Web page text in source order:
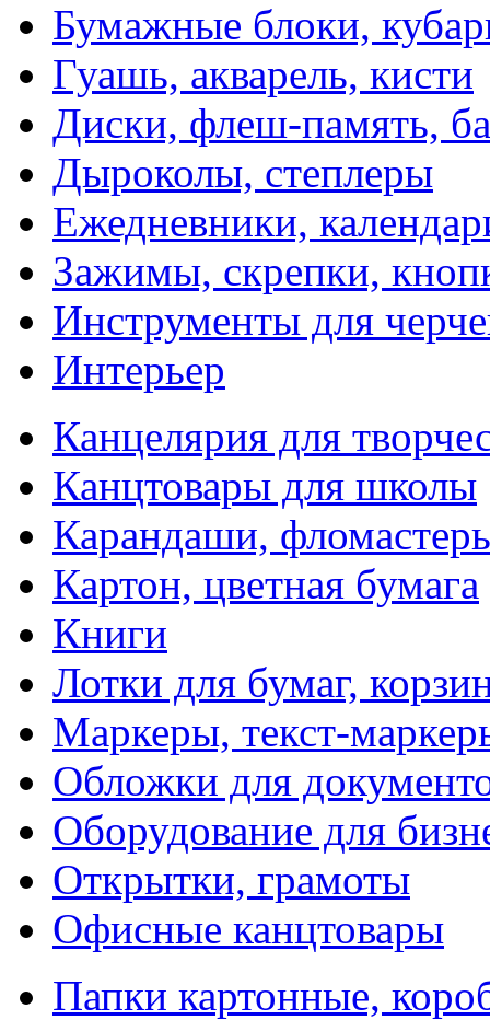
Бумажные блоки,
Гуашь, акварель, кисти
Диски, флеш-память,
Дыроколы, степлеры
Ежедневники,
Зажимы, скрепки,
Инструменты для
Интерьер
Канцелярия для
Канцтовары для школы
Карандаши,
Картон, цветная бумага
Книги
Лотки для бумаг,
Маркеры, текст-
Обложки для
Оборудование для
Открытки, грамоты
Офисные канцтовары
Папки картонные,